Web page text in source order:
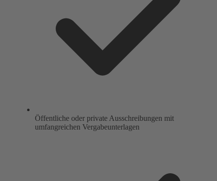
Öffentliche oder private Ausschreibungen mit
umfangreichen Vergabeunterlagen